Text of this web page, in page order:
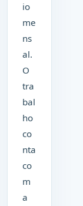
io
me
ns
al.
O
tra
bal
ho
co
nta
co
m
a